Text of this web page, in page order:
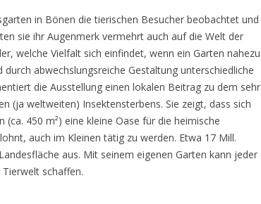
in Bönen die tierischen Besucher beobachtet und
sie ihr Augenmerk vermehrt auch auf die Welt der
welche Vielfalt sich einfindet, wenn ein Garten nahezu
abwechslungsreiche Gestaltung unterschiedliche
die Ausstellung einen lokalen Beitrag zu dem sehr
(ja weltweiten) Insektensterbens. Sie zeigt, dass sich
450 m²) eine kleine Oase für die heimische
auch im Kleinen tätig zu werden. Etwa 17 Mill.
aus. Mit seinem eigenen Garten kann jeder
schaffen.